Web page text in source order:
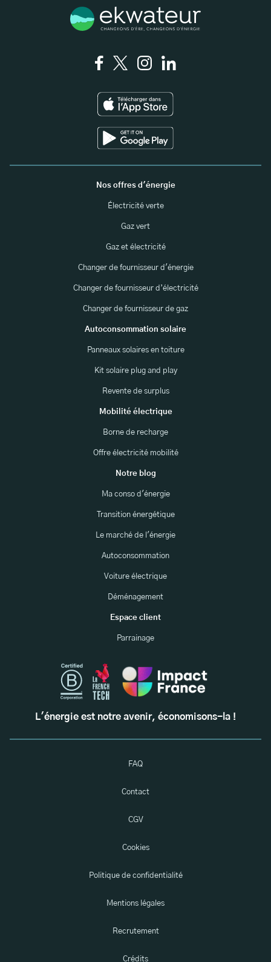
Nos offres d'énergie
Électricité verte
Gaz vert
Gaz et électricité
Changer de fournisseur d'énergie
Changer de fournisseur d’électricité
Changer de fournisseur de gaz
Autoconsommation solaire
Panneaux solaires en toiture
Kit solaire plug and play
Revente de surplus
Mobilité électrique
Borne de recharge
Offre électricité mobilité
Notre blog
Ma conso d'énergie
Transition énergétique
Le marché de l'énergie
Autoconsommation
Voiture électrique
Déménagement
Espace client
Parrainage
L'énergie est notre avenir, économisons-la !
FAQ
Contact
CGV
Cookies
Politique de confidentialité
Mentions légales
Recrutement
Crédits